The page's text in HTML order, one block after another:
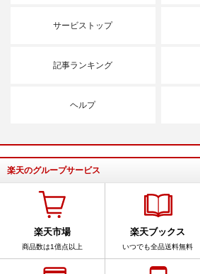
サービストップ
記事ランキング
ヘルプ
楽天のグループサービス
楽天市場
商品数は1億点以上
楽天ブックス
いつでも全品送料無料